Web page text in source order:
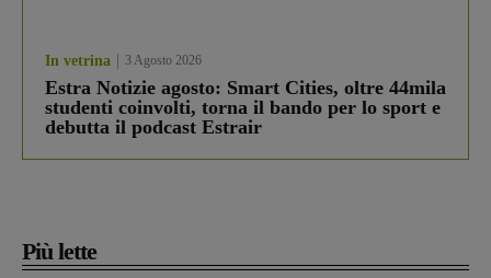
In vetrina 3 Agosto 2026
Estra Notizie agosto: Smart Cities, oltre 44mila
studenti coinvolti, torna il bando per lo sport e
debutta il podcast Estrair
Più lette